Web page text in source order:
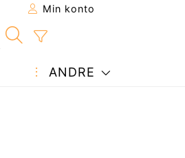
Min konto
ANDRE